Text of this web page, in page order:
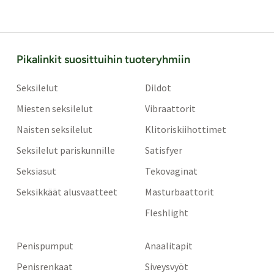
Pikalinkit suosittuihin tuoteryhmiin
Seksilelut
Miesten seksilelut
Naisten seksilelut
Seksilelut pariskunnille
Seksiasut
Seksikkäät alusvaatteet
Dildot
Vibraattorit
Klitoriskiihottimet
Satisfyer
Tekovaginat
Masturbaattorit
Fleshlight
Penispumput
Penisrenkaat
Anaalitapit
Siveysvyöt